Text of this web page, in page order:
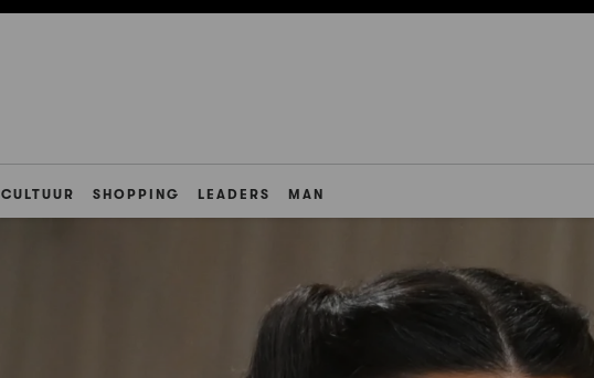
CULTUUR SHOPPING LEADERS MAN